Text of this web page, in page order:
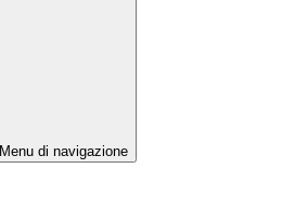
Menu di navigazione